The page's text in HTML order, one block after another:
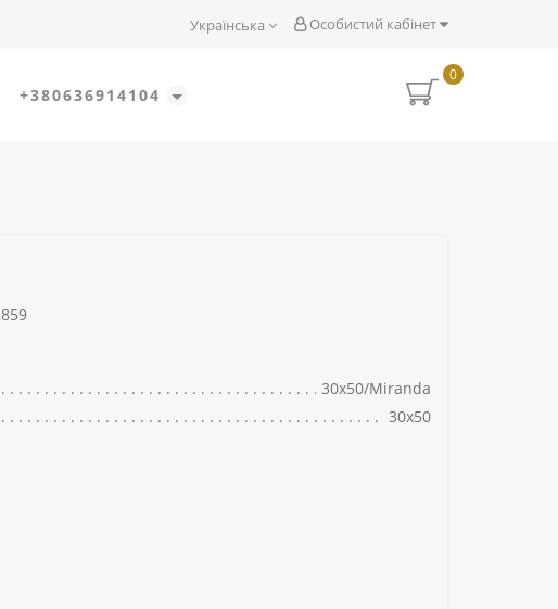
Особистий кабінет
Українська
+380636914104
0
30x50/Miranda
30x50